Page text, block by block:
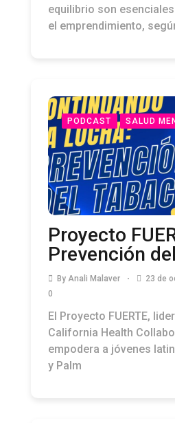
equilibrio son
el emprendimiento,
PODCAST SALUD
Proyecto
Prevención
By Anali Malaver
23 de
0
El Proyecto FUERTE,
California Health
empodera a jóvenes
y Palm